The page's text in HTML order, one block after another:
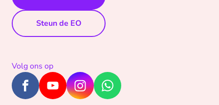
Steun de EO
Volg ons op